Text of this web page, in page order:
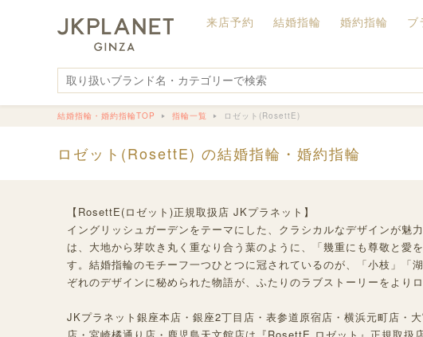
来店予約 結婚指輪 婚約指輪 ブ
結婚指輪・婚約指輪TOP 指輪一覧 ロゼット(RosettE)
ロゼット(RosettE) の結婚指輪・婚約指輪
【RosettE(ロゼット)正規取扱店 JKプラネット】
イングリッシュガーデンをテーマにした、クラシカルなデザインが魅
は、大地から芽吹き丸く重なり合う葉のように、「幾重にも尊敬と愛
す。結婚指輪のモチーフ一つひとつに冠されているのが、「小枝」「
ぞれのデザインに秘められた物語が、ふたりのラブストーリーをより
JKプラネット銀座本店・銀座2丁目店・表参道原宿店・横浜元町店・